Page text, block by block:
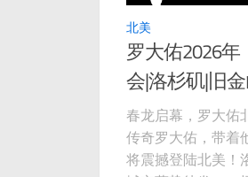
北美
罗大佑2026
会|洛杉矶|旧
春龙启幕，罗大佑
传奇罗大佑，带着
将震撼登陆北美！